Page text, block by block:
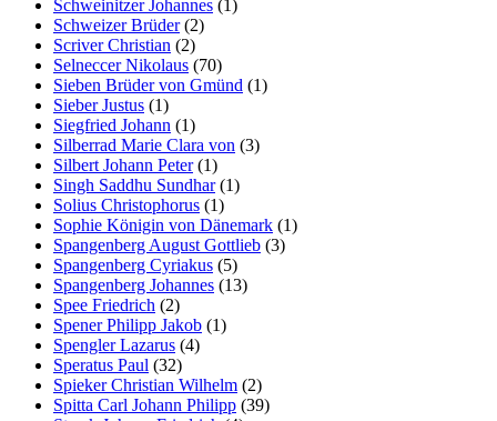
Schweinitzer Johannes (1)
Schweizer Brüder(2)
Scriver Christian (2)
Selneccer Nikolaus (70)
Sieben Brüder von Gmünd (1)
Sieber Justus (1)
Siegfried Johann (1)
Silberrad Marie Clara von (3)
Silbert Johann Peter(1)
Singh Saddhu Sundhar(1)
Solius Christophorus (1)
Sophie Königin von Dänemark (1)
Spangenberg August Gottlieb (3)
Spangenberg Cyriakus (5)
Spangenberg Johannes (13)
Spee Friedrich (2)
Spener Philipp Jakob (1)
Spengler Lazarus (4)
Speratus Paul (32)
Spieker Christian Wilhelm (2)
Spitta Carl Johann Philipp (39)